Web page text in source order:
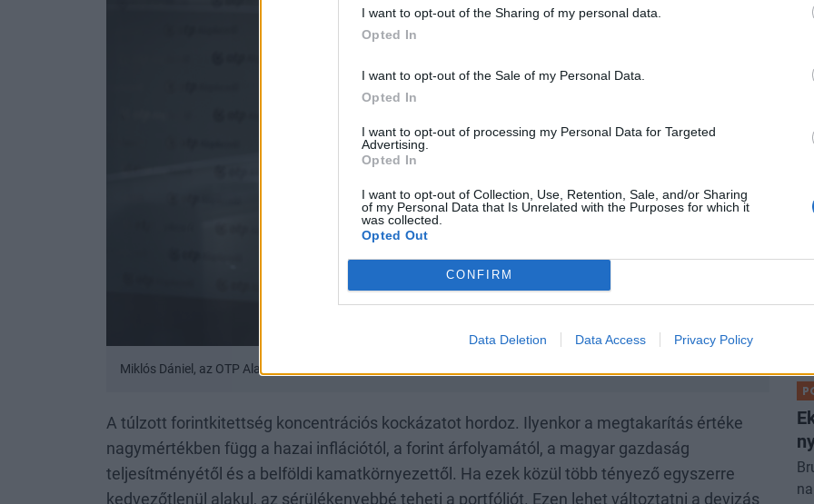
I want to opt-out of the Sharing of my personal data.
Opted In
I want to opt-out of the Sale of my Personal Data.
Opted In
I want to opt-out of processing my Personal Data for Targeted
Advertising.
Opted In
I want to opt-out of Collection, Use, Retention, Sale, and/or Sharing
of my Personal Data that Is Unrelated with the Purposes for which it
was collected.
Opted Out
CONFIRM
Data Deletion Data Access Privacy Policy
Miklós Dániel, az OTP Alapkezelő értékesítési vezetője - fotó: OTP Bank
A túlzott forintkitettség koncentrációs kockázatot hordoz. Ilyenkor a megtakarítás értéke
nagymértékben függ a hazai inflációtól, a forint árfolyamától, a magyar gazdaság
teljesítményétől és a belföldi kamatkörnyezettől. Ha ezek közül több tényező egyszerre
kedvezőtlenül alakul, az sérülékenyebbé teheti a portfóliót. Ezen lehet változtatni a devizás